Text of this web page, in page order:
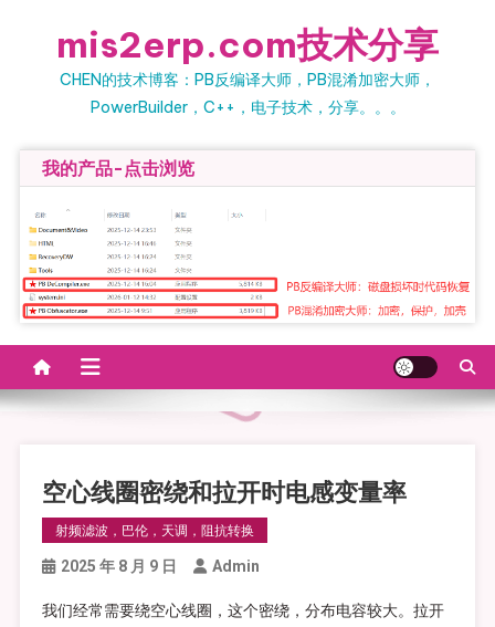
mis2erp.com技术分享
CHEN的技术博客：PB反编译大师，PB混淆加密大师，
PowerBuilder，C++，电子技术，分享。。。
我的产品-点击浏览
空心线圈密绕和拉开时电感变量率
射频滤波，巴伦，天调，阻抗转换
2025 年 8 月 9 日 Admin
我们经常需要绕空心线圈，这个密绕，分布电容较大。拉开